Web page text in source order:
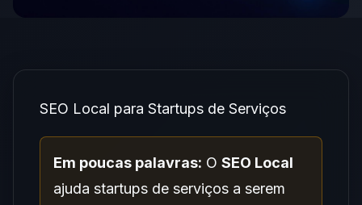
SEO Local para Startups de Serviços
Em poucas palavras: O SEO Local
ajuda startups de serviços a serem